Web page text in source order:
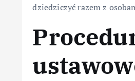
dziedziczyć razem z